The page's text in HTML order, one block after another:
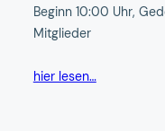
Beginn 10:00 Uhr,
Mitglieder
hier lesen…